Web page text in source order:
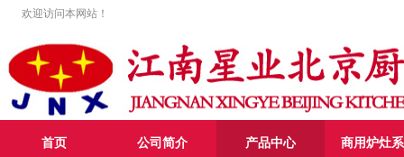
欢迎访问本网站！
首页 公司简介 产品中心 商用炉灶